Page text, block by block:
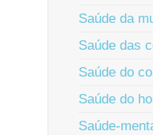
Saúde da
Saúde das
Saúde do
Saúde do
Saúde-